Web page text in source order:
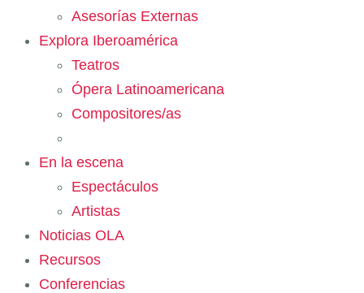
Asesorías Externas
Explora Iberoamérica
Teatros
Ópera Latinoamericana
Compositores/as
En la escena
Espectáculos
Artistas
Noticias OLA
Recursos
Conferencias